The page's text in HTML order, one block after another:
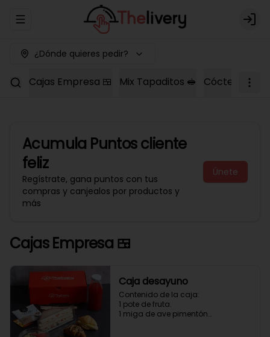
Abrir menu de navegación Login
¿Dónde quieres pedir?
Cajas Empresa 🍱 Mix Tapaditos 🥪 Cóctel Dulce
Acumula Puntos cliente
feliz
Regístrate, gana puntos con tus
compras y canjealos por productos y
más
Únete
Cajas Empresa 🍱
Caja desayuno
Contenido de la caja:
1 pote de fruta.
1 miga de ave pimentón